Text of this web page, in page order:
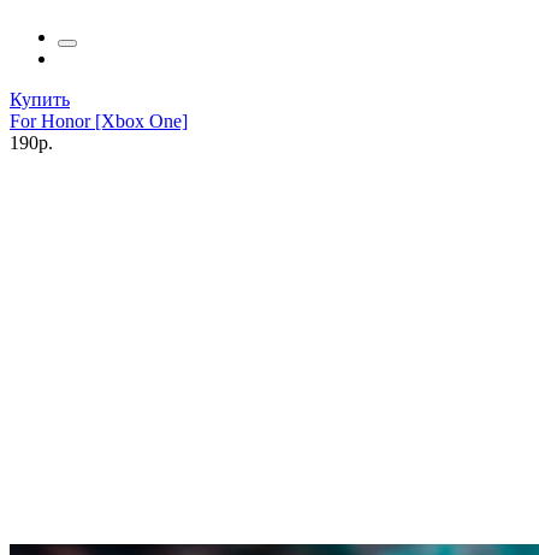
Купить
For Honor [Xbox One]
190р.